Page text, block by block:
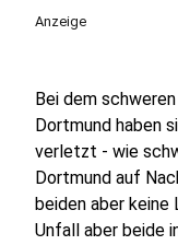
Anzeige
Bei dem
Dortmund haben
verletzt - wie
Dortmund auf
beiden aber keine
Unfall aber beide